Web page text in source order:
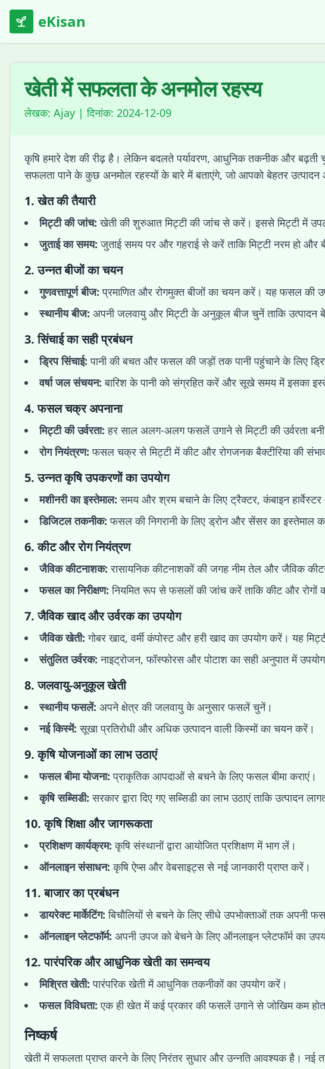
eKisan
खेती में सफलता के अनमोल रहस्य
लेखक: Ajay | दिनांक: 2024-12-09
कृषि हमारे देश की रीढ़ है। लेकिन बदलते पर्यावरण, आधुनिक तकनीक और बढ़ती
सफलता पाने के कुछ अनमोल रहस्यों के बारे में बताएंगे, जो आपको बेहतर उत्पादन
1.खेत की तैयारी
मिट्टी की जांच: खेती की शुरुआत मिट्टी की जांच से करें। इससे मिट्टी में
जुताई का समय: जुताई समय पर और गहराई से करें ताकि मिट्टी नरम हो
2.उन्नत बीजों का चयन
गुणवत्तापूर्ण बीज: प्रमाणित और रोगमुक्त बीजों का चयन करें। यह फसल की
स्थानीय बीज: अपनी जलवायु और मिट्टी के अनुकूल बीज चुनें ताकि उत्पादन
3.सिंचाई का सही प्रबंधन
ड्रिप सिंचाई: पानी की बचत और फसल की जड़ों तक पानी पहुंचाने के लिए
वर्षा जल संचयन: बारिश के पानी को संग्रहित करें और सूखे समय में इसका
4.फसल चक्र अपनाना
मिट्टी की उर्वरता: हर साल अलग-अलग फसलें उगाने से मिट्टी की उर्वरता बनी
रोग नियंत्रण: फसल चक्र से मिट्टी में कीट और रोगजनक बैक्टीरिया की
5.उन्नत कृषि उपकरणों का उपयोग
मशीनरी का इस्तेमाल: समय और श्रम बचाने के लिए ट्रैक्टर, कंबाइन
डिजिटल तकनीक: फसल की निगरानी के लिए ड्रोन और सेंसर का इस्तेमाल
6.कीट और रोग नियंत्रण
जैविक कीटनाशक: रासायनिक कीटनाशकों की जगह नीम तेल और जैविक
फसल का निरीक्षण: नियमित रूप से फसलों की जांच करें ताकि कीट और रोगों
7.जैविक खाद और उर्वरक का उपयोग
जैविक खेती: गोबर खाद, वर्मी कंपोस्ट और हरी खाद का उपयोग करें। यह
संतुलित उर्वरक: नाइट्रोजन, फॉस्फोरस और पोटाश का सही अनुपात में
8.जलवायु-अनुकूल खेती
स्थानीय फसलें: अपने क्षेत्र की जलवायु के अनुसार फसलें चुनें।
नई किस्में: सूखा प्रतिरोधी और अधिक उत्पादन वाली किस्मों का चयन करें।
9.कृषि योजनाओं का लाभ उठाएं
फसल बीमा योजना: प्राकृतिक आपदाओं से बचने के लिए फसल बीमा कराएं।
कृषि सब्सिडी: सरकार द्वारा दिए गए सब्सिडी का लाभ उठाएं ताकि उत्पादन
10.कृषि शिक्षा और जागरूकता
प्रशिक्षण कार्यक्रम: कृषि संस्थानों द्वारा आयोजित प्रशिक्षण में भाग लें।
ऑनलाइन संसाधन: कृषि ऐप्स और वेबसाइट्स से नई जानकारी प्राप्त करें।
11.बाजार का प्रबंधन
डायरेक्ट मार्केटिंग: बिचौलियों से बचने के लिए सीधे उपभोक्ताओं तक अपनी
ऑनलाइन प्लेटफॉर्म: अपनी उपज को बेचने के लिए ऑनलाइन प्लेटफॉर्म का
12.पारंपरिक और आधुनिक खेती का समन्वय
मिश्रित खेती: पारंपरिक खेती में आधुनिक तकनीकों का उपयोग करें।
फसल विविधता: एक ही खेत में कई प्रकार की फसलें उगाने से जोखिम कम
निष्कर्ष
खेती में सफलता प्राप्त करने के लिए निरंतर सुधार और उन्नति आवश्यक है।